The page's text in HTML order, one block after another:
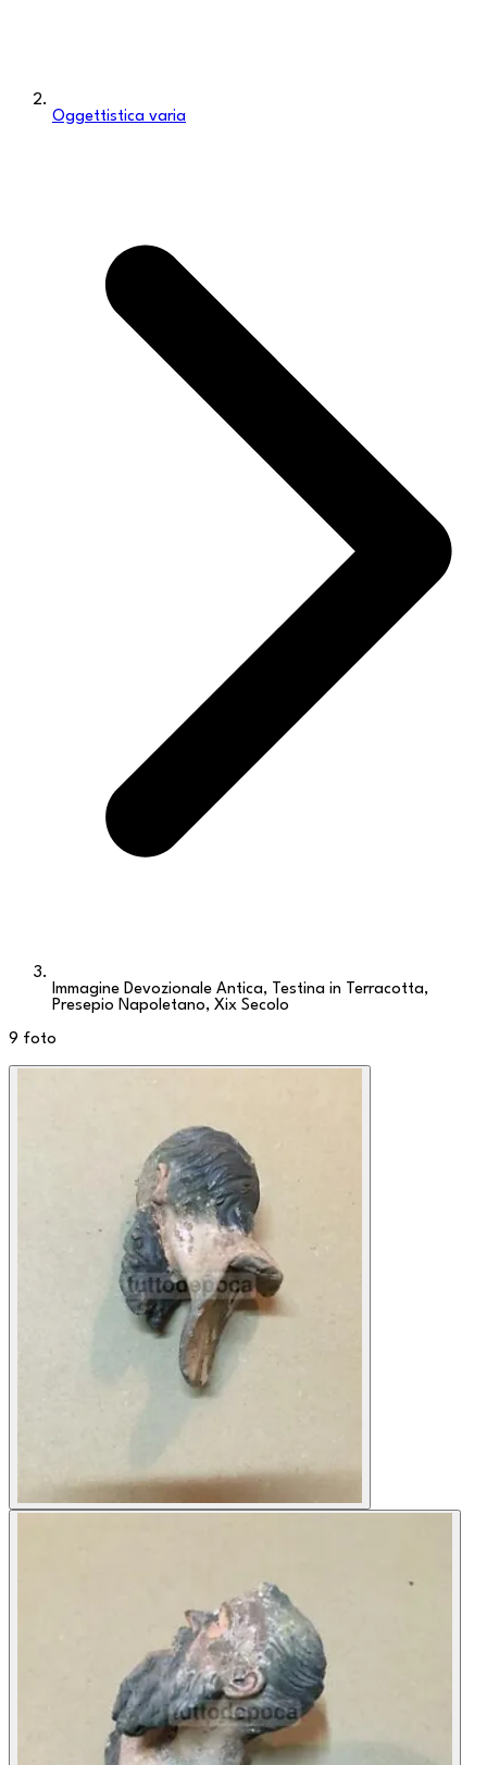
Oggettistica varia
Immagine Devozionale Antica, Testina in Terracotta,
Presepio Napoletano, Xix Secolo
9 foto